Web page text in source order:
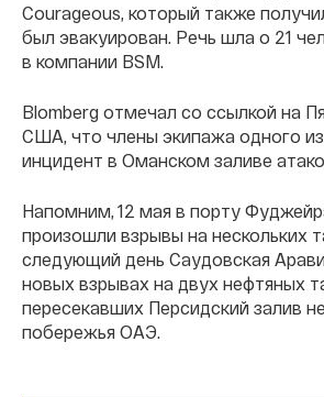
Courageous, который также
был эвакуирован. Речь шла о 21
в компании BSM.
Blomberg отмечал со ссылкой на
США, что члены экипажа одного
инцидент в Оманском заливе
Напомним, 12 мая в порту
произошли взрывы на нескольких
следующий день Саудовская
новых взрывах на двух нефтяных
пересекавших Персидский залив
побережья ОАЭ.